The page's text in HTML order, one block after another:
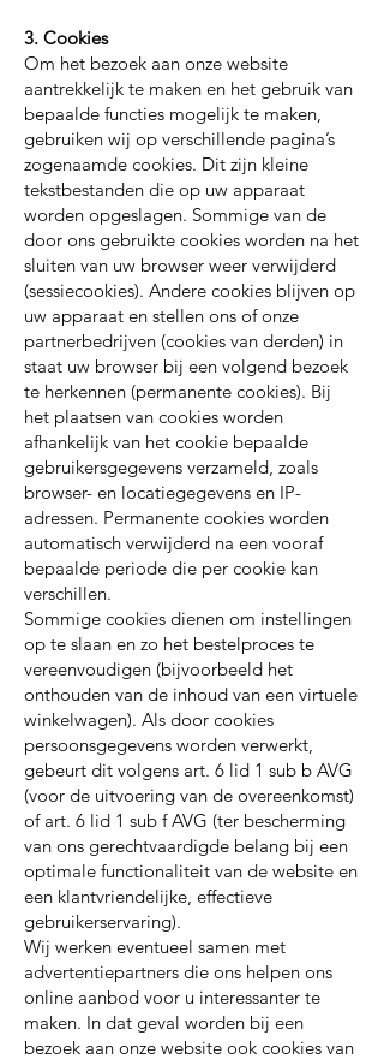
3. Cookies
Om het bezoek aan onze website
aantrekkelijk te maken en het gebruik van
bepaalde functies mogelijk te maken,
gebruiken wij op verschillende pagina’s
zogenaamde cookies. Dit zijn kleine
tekstbestanden die op uw apparaat
worden opgeslagen. Sommige van de
door ons gebruikte cookies worden na het
sluiten van uw browser weer verwijderd
(sessiecookies). Andere cookies blijven op
uw apparaat en stellen ons of onze
partnerbedrijven (cookies van derden) in
staat uw browser bij een volgend bezoek
te herkennen (permanente cookies). Bij
het plaatsen van cookies worden
afhankelijk van het cookie bepaalde
gebruikersgegevens verzameld, zoals
browser- en locatiegegevens en IP-
adressen. Permanente cookies worden
automatisch verwijderd na een vooraf
bepaalde periode die per cookie kan
verschillen.
Sommige cookies dienen om instellingen
op te slaan en zo het bestelproces te
vereenvoudigen (bijvoorbeeld het
onthouden van de inhoud van een virtuele
winkelwagen). Als door cookies
persoonsgegevens worden verwerkt,
gebeurt dit volgens art. 6 lid 1 sub b AVG
(voor de uitvoering van de overeenkomst)
of art. 6 lid 1 sub f AVG (ter bescherming
van ons gerechtvaardigde belang bij een
optimale functionaliteit van de website en
een klantvriendelijke, effectieve
gebruikerservaring).
Wij werken eventueel samen met
advertentiepartners die ons helpen ons
online aanbod voor u interessanter te
maken. In dat geval worden bij een
bezoek aan onze website ook cookies van